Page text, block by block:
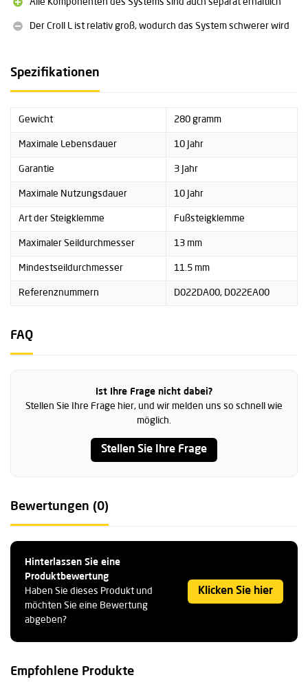
Der Croll L ist relativ groß, wodurch das System schwerer wird
Spezifikationen
Gewicht 280 gramm
Maximale Lebensdauer 10 Jahr
Garantie 3 Jahr
Maximale Nutzungsdauer 10 Jahr
Art der Steigklemme Fußsteigklemme
Maximaler Seildurchmesser 13 mm
Mindestseildurchmesser 11.5 mm
Referenznummern D022DA00, D022EA00
FAQ
Ist Ihre Frage nicht dabei?
Stellen Sie Ihre Frage hier, und wir melden uns so schnell wie
möglich.
Stellen Sie Ihre Frage
Bewertungen (0)
Hinterlassen Sie eine
Produktbewertung
Haben Sie dieses Produkt und
möchten Sie eine Bewertung
abgeben?
Klicken Sie hier
Empfohlene Produkte